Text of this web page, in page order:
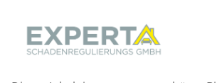
springen